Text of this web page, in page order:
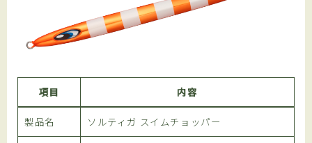
項目 内容
製品名 ソルティガ スイムチョッパー